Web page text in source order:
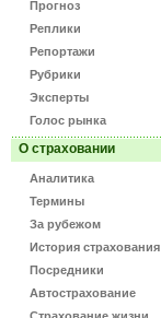
Прогноз
Реплики
Репортажи
Рубрики
Эксперты
Голос рынка
О страховании
Аналитика
Термины
За рубежом
История страхования
Посредники
Автострахование